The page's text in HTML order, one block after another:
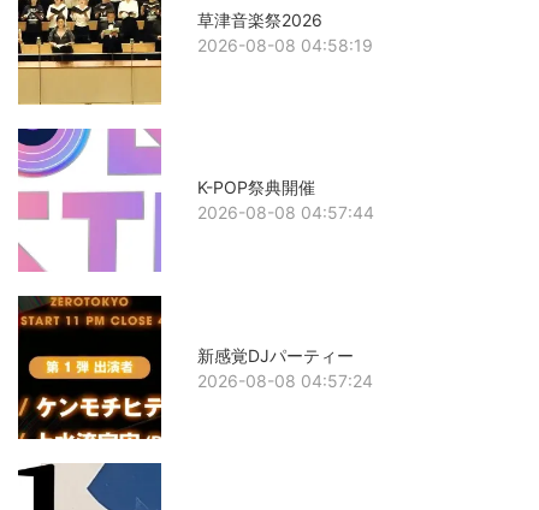
草津音楽祭2026
2026-08-08 04:58:19
K-POP祭典開催
2026-08-08 04:57:44
新感覚DJパーティー
2026-08-08 04:57:24